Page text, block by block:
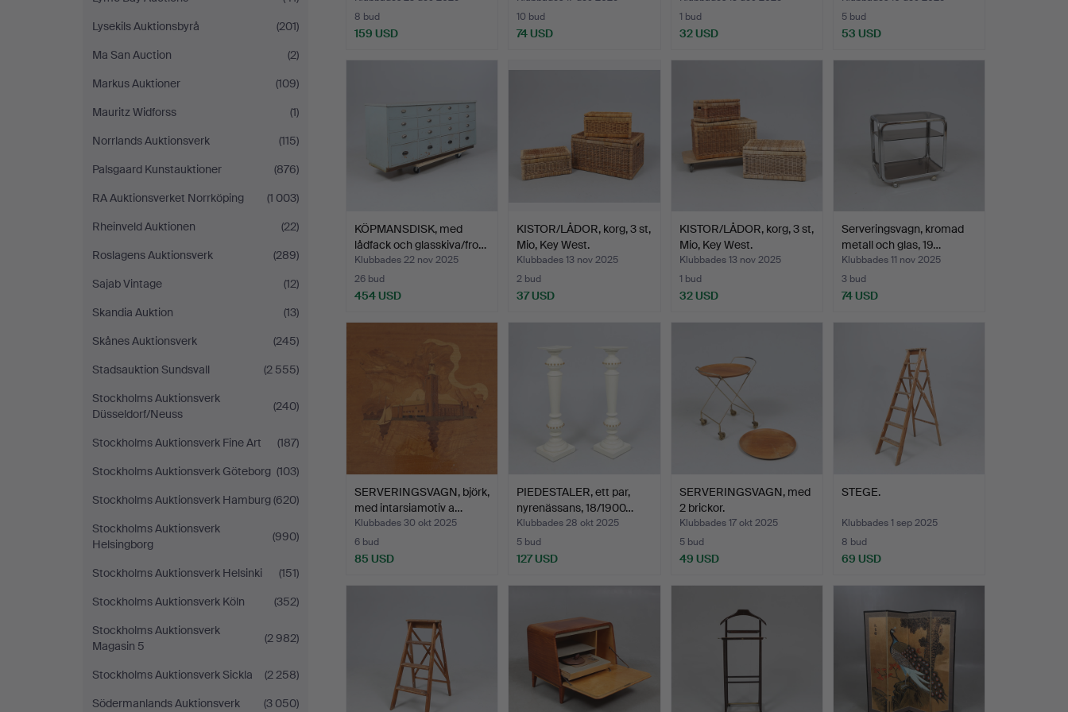
Lysekils Auktionsbyrå
(201)
Ma San Auction
(2)
Markus Auktioner
(109)
Mauritz Widforss
(1)
Norrlands Auktionsverk
(115)
Palsgaard Kunstauktioner
(876)
RA Auktionsverket Norrköping
(1 003)
Rheinveld Auktionen
(22)
Roslagens Auktionsverk
(289)
Sajab Vintage
(12)
Skandia Auktion
(13)
Skånes Auktionsverk
(245)
Stadsauktion Sundsvall
(2 555)
Stockholms Auktionsverk
Düsseldorf/Neuss
(240)
Stockholms Auktionsverk Fine Art
(187)
Stockholms Auktionsverk Göteborg (103)
Stockholms Auktionsverk Hamburg(620)
Stockholms Auktionsverk
Helsingborg
(990)
Stockholms Auktionsverk Helsinki
(151)
Stockholms Auktionsverk Köln
(352)
Stockholms Auktionsverk
Magasin 5
(2 982)
Stockholms Auktionsverk Sickla
(2 258)
Södermanlands Auktionsverk
(3 050)
8 bud
159 USD
10 bud
74 USD
1 bud
32 USD
5 bud
53 USD
KÖPMANSDISK, med
lådfack och glasskiva/fro…
Klubbades 22 nov 2025
26 bud
454 USD
KISTOR/LÅDOR, korg, 3 st,
Mio, Key West.
Klubbades 13 nov 2025
2 bud
37 USD
KISTOR/LÅDOR, korg, 3 st,
Mio, Key West.
Klubbades 13 nov 2025
1 bud
32 USD
Serveringsvagn, kromad
metall och glas, 19…
Klubbades 11 nov 2025
3 bud
74 USD
SERVERINGSVAGN, björk,
med intarsiamotiv a…
Klubbades 30 okt 2025
6 bud
85 USD
PIEDESTALER, ett par,
nyrenässans, 18/1900…
Klubbades 28 okt 2025
5 bud
127 USD
SERVERINGSVAGN, med
2 brickor.
Klubbades 17 okt 2025
5 bud
49 USD
STEGE.
Klubbades 1 sep 2025
8 bud
69 USD